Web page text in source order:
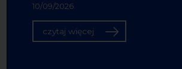
10/09/2026
czytaj więcej